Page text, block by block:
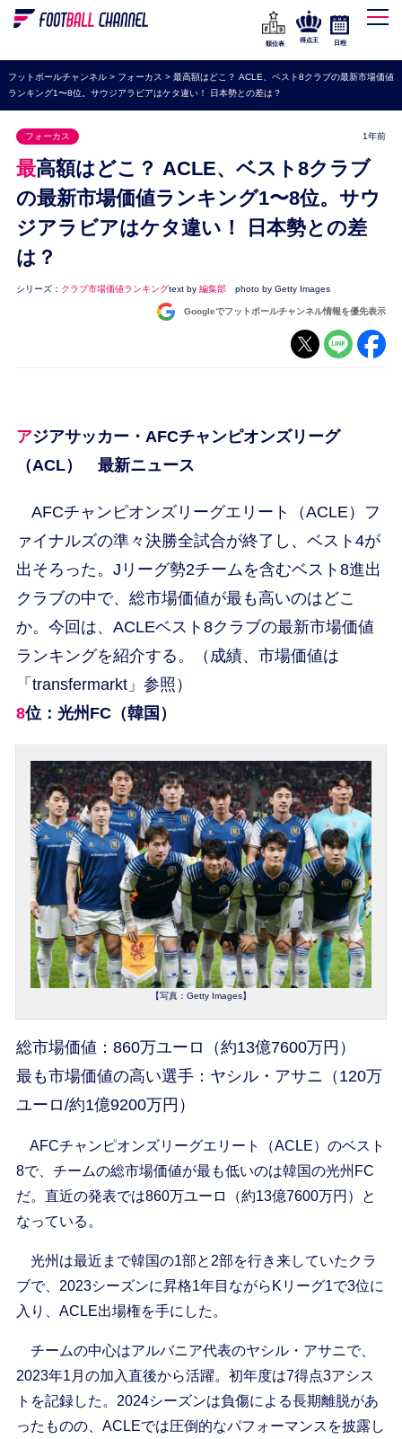
WEリーグ
海外サッカー
プレミアリーグ
ラ・リーガ
セリエA
ブンデスリーガ
UEFA
高校サッカー
順位表
得点王 日程
フットボールチャンネル> フォーカス > 最高額はどこ？ ACLE、ベスト8クラブの最新市場価値
ランキング1〜8位。サウジアラビアはケタ違い！ 日本勢との差は？
フォーカス 1年前
最高額はどこ？ ACLE、ベスト8クラブ
の最新市場価値ランキング1〜8位。サウ
ジアラビアはケタ違い！ 日本勢との差
は？
シリーズ： クラブ市場価値ランキングtext by 編集部 photo by Getty Images
Googleでフットボールチャンネル情報を優先表示
アジアサッカー・AFCチャンピオンズリーグ
（ACL） 最新ニュース
AFCチャンピオンズリーグエリート（ACLE）フ
ァイナルズの準々決勝全試合が終了し、ベスト4が
出そろった。Jリーグ勢2チームを含むベスト8進出
クラブの中で、総市場価値が最も高いのはどこ
か。今回は、ACLEベスト8クラブの最新市場価値
ランキングを紹介する。（成績、市場価値は
「transfermarkt」参照）
8位：光州FC（韓国）
【写真：Getty Images】
総市場価値：860万ユーロ（約13億7600万円）
最も市場価値の高い選手：ヤシル・アサニ（120万
ユーロ/約1億9200万円）
AFCチャンピオンズリーグエリート（ACLE）のベスト
8で、チームの総市場価値が最も低いのは韓国の光州FC
だ。直近の発表では860万ユーロ（約13億7600万円）と
なっている。
光州は最近まで韓国の1部と2部を行き来していたクラ
ブで、2023シーズンに昇格1年目ながらKリーグ1で3位に
入り、ACLE出場権を手にした。
チームの中心はアルバニア代表のヤシル・アサニで、
2023年1月の加入直後から活躍。初年度は7得点3アシス
トを記録した。2024シーズンは負傷による長期離脱があ
ったものの、ACLEでは圧倒的なパフォーマンスを披露し